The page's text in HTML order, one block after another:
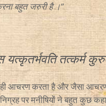
बहुत जरुरी है ।”
यत्कृतर्भवति तत्कर्म
आचरण करता है और जैसा
पर मनीषियों ने बहुत कुछ